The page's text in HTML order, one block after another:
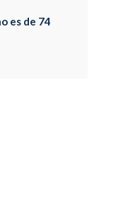
es de 74